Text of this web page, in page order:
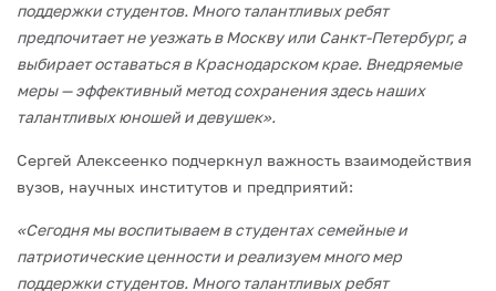
поддержки студентов. Много талантливых ребят
предпочитает не уезжать в Москву или Санкт‑Петербург, а
выбирает оставаться в Краснодарском крае. Внедряемые
меры — эффективный метод сохранения здесь наших
талантливых юношей и девушек».
Сергей Алексеенко подчеркнул важность взаимодействия
вузов, научных институтов и предприятий:
«Сегодня мы воспитываем в студентах семейные и
патриотические ценности и реализуем много мер
поддержки студентов. Много талантливых ребят